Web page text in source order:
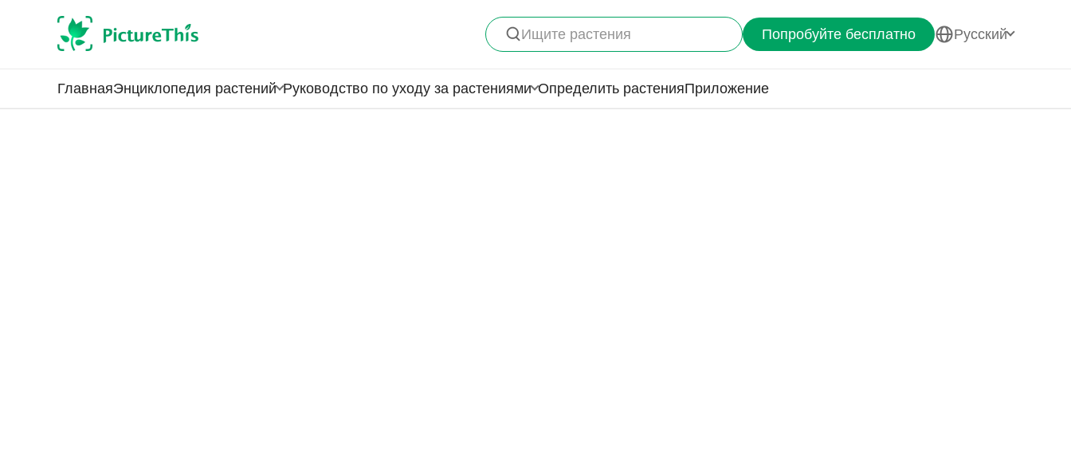
Ищите растения Попробуйте бесплатно Pусский
ГлавнаяЭнциклопедия растений Руководство по уходу за растениями Определить растенияПриложение